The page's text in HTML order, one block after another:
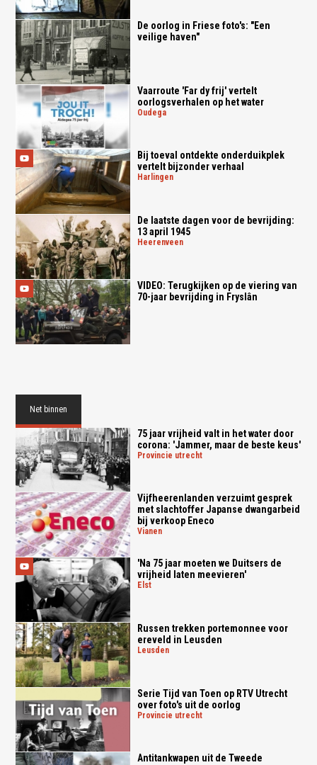
De oorlog in Friese foto's: "Een
veilige haven"
Vaarroute 'Far dy frij' vertelt
oorlogsverhalen op het water
oudega
Bij toeval ontdekte onderduikplek
vertelt bijzonder verhaal
harlingen
De laatste dagen voor de bevrijding:
13 april 1945
heerenveen
VIDEO: Terugkijken op de viering van
70-jaar bevrijding in Fryslân
Net binnen
75 jaar vrijheid valt in het water door
corona: 'Jammer, maar de beste keus'
provincie utrecht
Vijfheerenlanden verzuimt gesprek
met slachtoffer Japanse dwangarbeid
bij verkoop Eneco
vianen
'Na 75 jaar moeten we Duitsers de
vrijheid laten meevieren'
elst
Russen trekken portemonnee voor
ereveld in Leusden
leusden
Serie Tijd van Toen op RTV Utrecht
over foto's uit de oorlog
provincie utrecht
Antitankwapen uit de Tweede